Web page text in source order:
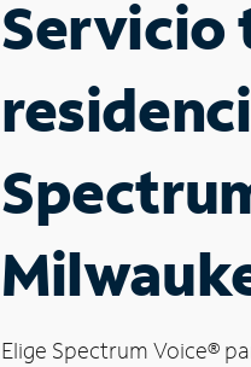
Servicio
Elige Spectrum Voice®